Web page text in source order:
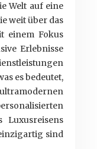
Welt auf eine
weit über das
einem Fokus
Erlebnisse
es bedeutet,
Luxusreisens
sind